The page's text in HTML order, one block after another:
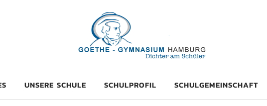
Hamburg
UNSERE SCHULE SCHULPROFIL SCHULGEMEINSCHAFT